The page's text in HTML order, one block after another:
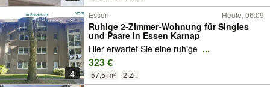
4
Essen Heute, 06:09
Ruhige 2-Zimmer-Wohnung für Singles
und Paare in Essen Karnap
Hier erwartet Sie eine ruhige ...
323 €
57,5 m² 2 Zi.